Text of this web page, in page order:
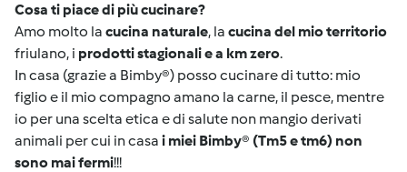
Cosa ti piace di più cucinare?
Amo molto la cucina naturale, la cucina del mio territorio
friulano, i prodotti stagionali e a km zero.
In casa (grazie a Bimby®) posso cucinare di tutto: mio
figlio e il mio compagno amano la carne, il pesce, mentre
io per una scelta etica e di salute non mangio derivati
animali per cui in casa i miei Bimby® (Tm5 e tm6) non
sono mai fermi!!!